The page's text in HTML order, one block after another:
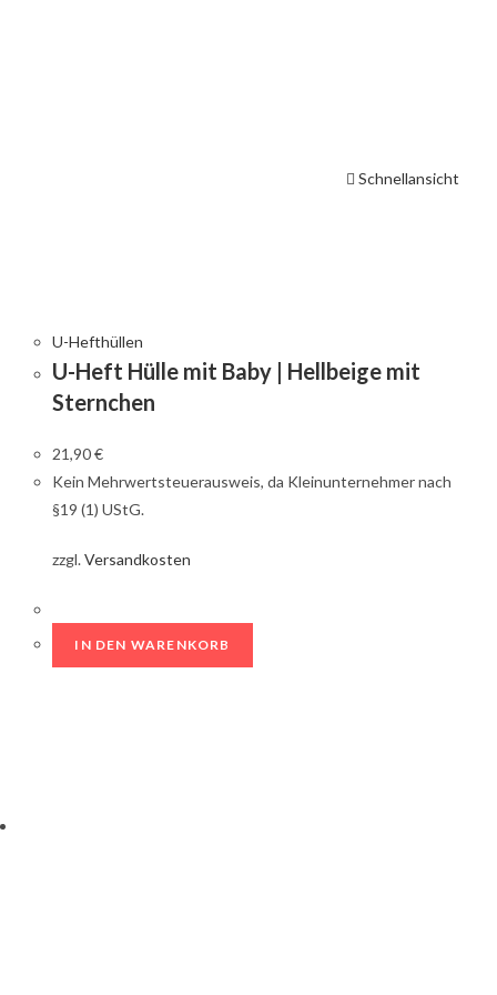
Schnellansicht
U-Hefthüllen
U-Heft Hülle mit Baby | Hellbeige mit
Sternchen
21,90€
Kein Mehrwertsteuerausweis, da Kleinunternehmer nach
§19 (1) UStG.
zzgl.Versandkosten
IN DEN WARENKORB